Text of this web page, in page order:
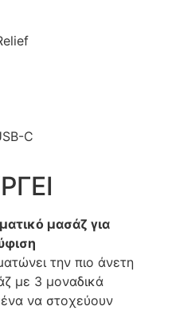
C
μασάζ για
την πιο άνετη
με 3 μοναδικά
να στοχεύουν